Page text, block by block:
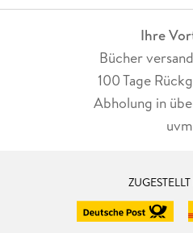
Ihre
Bücher
100 Tage
Abholung in